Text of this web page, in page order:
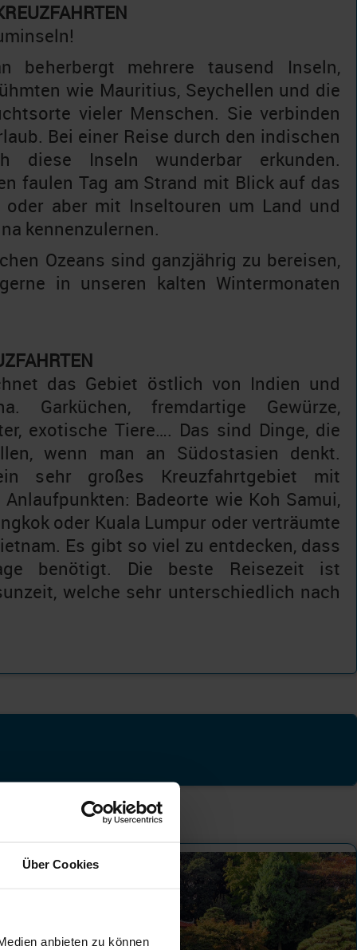
Über Cookies
anbieten zu können
beherbergt mehrere tausend Inseln,
wie Mauritius, Seychellen und die
vieler Menschen. Sie verbinden
Bei einer Reise durch den indischen
diese Inseln wunderbar erkunden.
faulen Tag am Strand mit Blick auf das
oder aber mit Inseltouren um Land und
kennenzulernen.
Ozeans sind ganzjährig zu bereisen,
in unseren kalten Wintermonaten
das Gebiet östlich von Indien und
Garküchen, fremdartige Gewürze,
exotische Tiere…. Das sind Dinge, die
wenn man an Südostasien denkt.
sehr großes Kreuzfahrtgebiet mit
Badeorte wie Koh Samui,
oder Kuala Lumpur oder verträumte
Es gibt so viel zu entdecken, dass
benötigt. Die beste Reisezeit ist
welche sehr unterschiedlich nach